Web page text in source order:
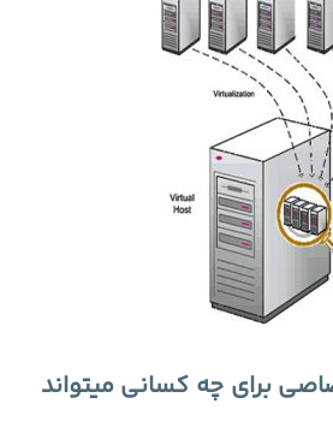
برای چه کسانی میتواند